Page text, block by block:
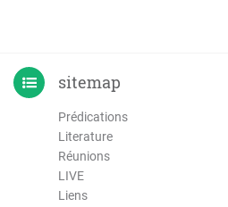
sitemap
Prédications
Literature
Réunions
LIVE
Liens